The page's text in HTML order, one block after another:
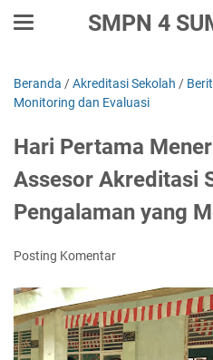
SMPN 4
Beranda /Akreditasi Sekolah /
Monitoring dan Evaluasi
Hari Pertama
Assesor Akreditasi
Pengalaman yang
Posting Komentar